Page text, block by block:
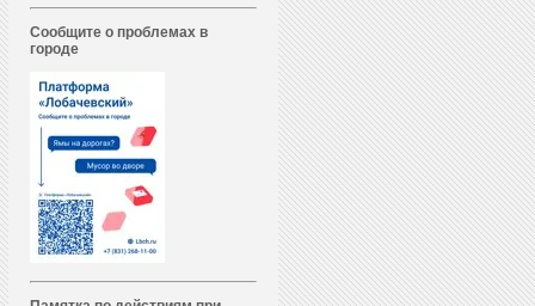
Сообщите о проблемах в
городе